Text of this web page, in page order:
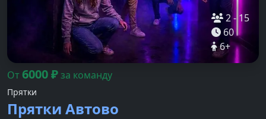
2- 15
60
6+
От6000₽за команду
Прятки
Прятки Автово